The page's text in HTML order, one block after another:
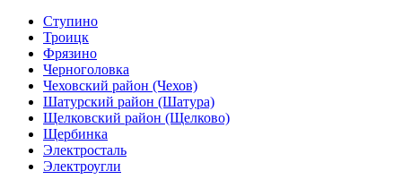
Ступино
Троицк
Фрязино
Черноголовка
Чеховский район (Чехов)
Шатурский район (Шатура)
Щелковский район (Щелково)
Щербинка
Электросталь
Электроугли